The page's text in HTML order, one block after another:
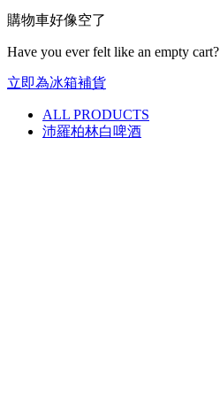
購物車好像空了
Have you ever felt like an empty cart?
立即為冰箱補貨
ALL PRODUCTS
沛羅柏林白啤酒